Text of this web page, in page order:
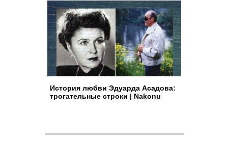
История любви Эдуарда Асадова:
трогательные строки | Nakonu